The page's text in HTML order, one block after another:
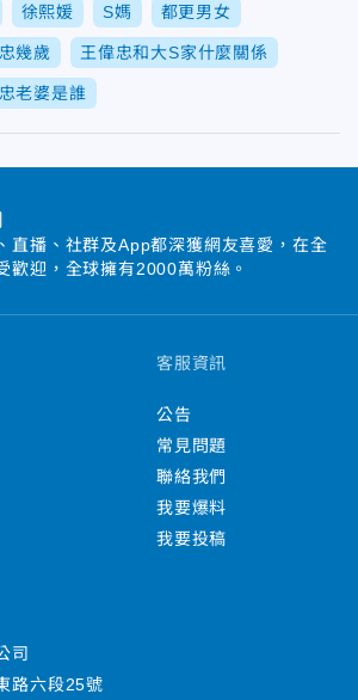
徐熙媛 S媽 都更男女
幾歲 王偉忠和大S家什麼關係
老婆是誰
直播、社群及App都深獲網友喜愛，在全
歡迎，全球擁有2000萬粉絲。
客服資訊
公告
常見問題
聯絡我們
我要爆料
我要投稿
司
路六段25號